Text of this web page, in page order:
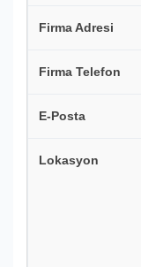
Firma Adresi
Firma Telefon
E-Posta
Lokasyon